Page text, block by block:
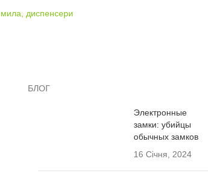
мила, диспенсери
БЛОГ
Электронные
замки: убийцы
обычных замков
16 Січня, 2024